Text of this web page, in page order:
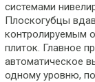
системами
Плоскогубцы
контролируемым
плиток. Главное
автоматическое
одному уровню,